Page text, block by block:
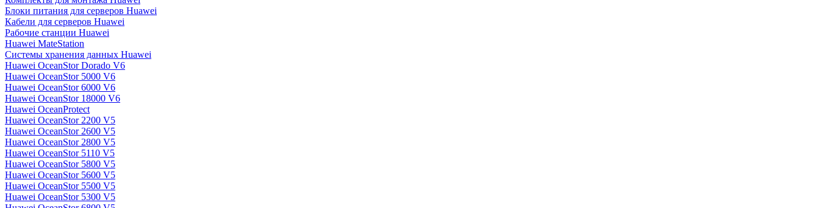
Блоки питания для серверов Huawei
Кабели для серверов Huawei
Рабочие станции Huawei
Huawei MateStation
Системы хранения данных Huawei
Huawei OceanStor Dorado V6
Huawei OceanStor 5000 V6
Huawei OceanStor 6000 V6
Huawei OceanStor 18000 V6
Huawei OceanProtect
Huawei OceanStor 2200 V5
Huawei OceanStor 2600 V5
Huawei OceanStor 2800 V5
Huawei OceanStor 5110 V5
Huawei OceanStor 5800 V5
Huawei OceanStor 5600 V5
Huawei OceanStor 5500 V5
Huawei OceanStor 5300 V5